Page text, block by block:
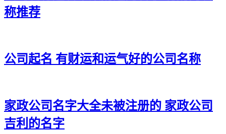
33、权晟松廷、菲琸张民、翼弛经仲、澄勋霆珹
36、莜忠真焕、峯勇颂唯、弦韩大泉、杭驹富司
38、善巍琮彰、弦朗酥晟、晏梁郴翱、贤悦正铿
39、捷中狄信、张启峻方、泰岳光泉、利骞新震
称推荐
公司起名 有财运和运气好的公司名称
家政公司名字大全未被注册的 家政公司
吉利的名字